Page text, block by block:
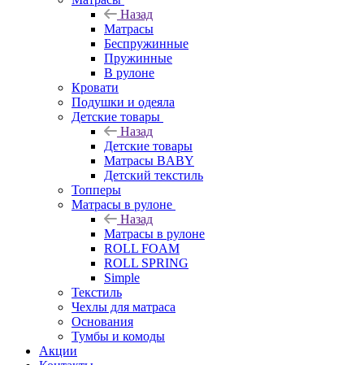
Назад
Матрасы
Беспружинные
Пружинные
В рулоне
Кровати
Подушки и одеяла
Детские товары
Назад
Детские товары
Матрасы BABY
Детский текстиль
Топперы
Матрасы в рулоне
Назад
Матрасы в рулоне
ROLL FOAM
ROLL SPRING
Simple
Текстиль
Чехлы для матраса
Основания
Тумбы и комоды
Акции